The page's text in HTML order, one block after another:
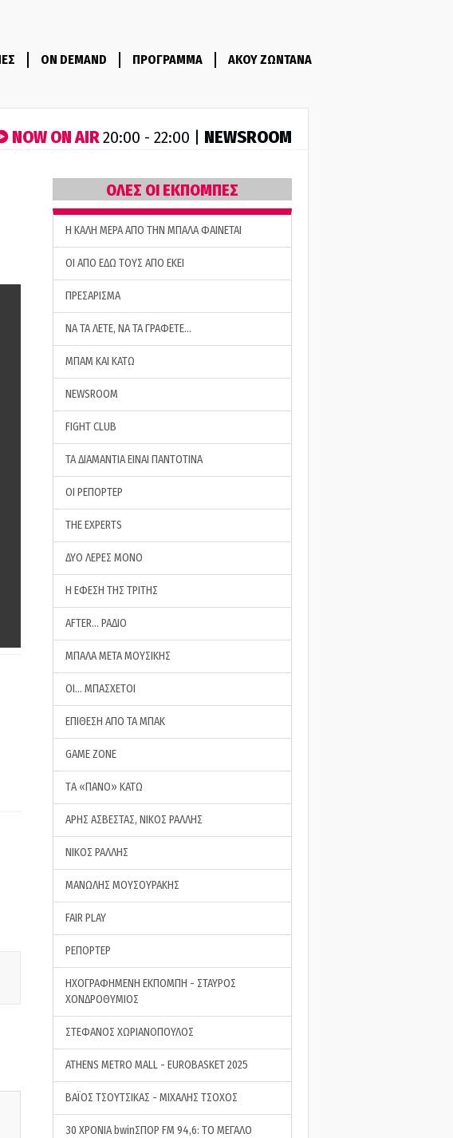
ON DEMAND ΠΡΟΓΡΑΜΜΑ ΑΚΟΥ ΖΩΝΤΑΝΑ
NOW ON AIR20:00 - 22:00 | NEWSROOM
ΟΛΕΣ ΟΙ ΕΚΠΟΜΠΕΣ
H ΚΑΛΗ ΜΕΡΑ ΑΠΟ ΤΗΝ ΜΠΑΛΑ ΦΑΙΝΕΤΑΙ
ΟΙ ΑΠΟ ΕΔΩ ΤΟΥΣ ΑΠΟ ΕΚΕΙ
ΠΡΕΣΑΡΙΣΜΑ
ΝΑ ΤΑ ΛΕΤΕ, ΝΑ ΤΑ ΓΡΑΦΕΤΕ…
ΜΠΑΜ ΚΑΙ ΚΑΤΩ
NEWSROOM
FIGHT CLUB
ΤΑ ΔΙΑΜΑΝΤΙΑ ΕΙΝΑΙ ΠΑΝΤΟΤΙΝΑ
ΟΙ ΡΕΠΟΡΤΕΡ
THE EXPERTS
ΔΥΟ ΛΕΡΕΣ ΜΟΝΟ
Η ΕΦΕΣΗ ΤΗΣ ΤΡΙΤΗΣ
AFTER… ΡΑΔΙΟ
ΜΠΑΛΑ ΜΕΤΑ ΜΟΥΣΙΚΗΣ
ΟΙ… ΜΠΑΣΧΕΤΟΙ
ΕΠΙΘΕΣΗ ΑΠΟ ΤΑ ΜΠΑΚ
GAME ZONE
ΤA «ΠΑΝΟ» ΚΑΤΩ
ΑΡΗΣ ΑΣΒΕΣΤΑΣ, ΝΙΚΟΣ ΡΑΛΛΗΣ
ΝΙΚΟΣ ΡΑΛΛΗΣ
ΜΑΝΩΛΗΣ ΜΟΥΣΟΥΡΑΚΗΣ
FAIR PLAY
ΡΕΠΟΡΤΕΡ
ΗΧΟΓΡΑΦΗΜΕΝΗ ΕΚΠΟΜΠΗ - ΣΤΑΥΡΟΣ
ΧΟΝΔΡΟΘΥΜΙΟΣ
ΣΤΕΦΑΝΟΣ ΧΩΡΙΑΝΟΠΟΥΛΟΣ
ATHENS METRO MALL - EUROBASKET 2025
ΒΑΪΟΣ ΤΣΟΥΤΣΙΚΑΣ - ΜΙΧΑΛΗΣ ΤΣΟΧΟΣ
30 ΧΡΟΝΙΑ bwinΣΠΟΡ FM 94,6: ΤΟ ΜΕΓΑΛΟ